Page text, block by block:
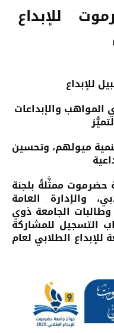
للإبداع
للإبداع
والإبداعات
ميولهم، وتحسين
حضرموت ممثَّلةً بلجنة
والإدارة العامة
الجامعة ذوي
التسجيل للمشاركة
الطلابي لعام